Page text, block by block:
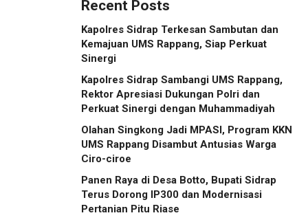
Recent Posts
Kapolres Sidrap Terkesan Sambutan dan
Kemajuan UMS Rappang, Siap Perkuat
Sinergi
Kapolres Sidrap Sambangi UMS Rappang,
Rektor Apresiasi Dukungan Polri dan
Perkuat Sinergi dengan Muhammadiyah
Olahan Singkong Jadi MPASI, Program KKN
UMS Rappang Disambut Antusias Warga
Ciro-ciroe
Panen Raya di Desa Botto, Bupati Sidrap
Terus Dorong IP300 dan Modernisasi
Pertanian Pitu Riase